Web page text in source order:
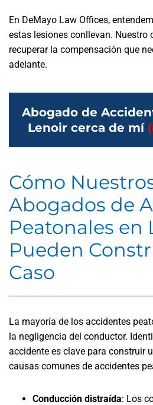
En DeMayo Law Offices,
estas lesiones conllevan. Nuestro
recuperar la compensación que
adelante.
Abogado de
Lenoir cerca de mí
Cómo
Abogados de
Peatonales en
Pueden
Caso
La mayoría de los accidentes
la negligencia del conductor.
accidente es clave para construir
causas comunes de accidentes
Conducción distraída: Los